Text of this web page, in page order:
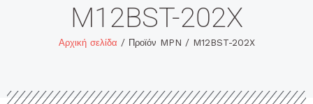
M12BST-202X
Αρχική σελίδα / Προϊόν MPN / M12BST-202X